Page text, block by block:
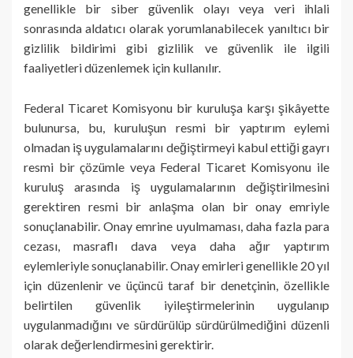
genellikle bir siber güvenlik olayı veya veri ihlali
sonrasında aldatıcı olarak yorumlanabilecek yanıltıcı bir
gizlilik bildirimi gibi gizlilik ve güvenlik ile ilgili
faaliyetleri düzenlemek için kullanılır.
Federal Ticaret Komisyonu bir kuruluşa karşı şikâyette
bulunursa, bu, kuruluşun resmi bir yaptırım eylemi
olmadan iş uygulamalarını değiştirmeyi kabul ettiği gayrı
resmi bir çözümle veya Federal Ticaret Komisyonu ile
kuruluş arasında iş uygulamalarının değiştirilmesini
gerektiren resmi bir anlaşma olan bir onay emriyle
sonuçlanabilir. Onay emrine uyulmaması, daha fazla para
cezası, masraflı dava veya daha ağır yaptırım
eylemleriyle sonuçlanabilir. Onay emirleri genellikle 20 yıl
için düzenlenir ve üçüncü taraf bir denetçinin, özellikle
belirtilen güvenlik iyileştirmelerinin uygulanıp
uygulanmadığını ve sürdürülüp sürdürülmediğini düzenli
olarak değerlendirmesini gerektirir.